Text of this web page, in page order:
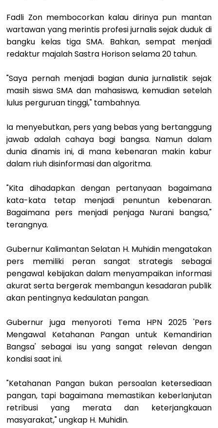
Fadli Zon membocorkan kalau dirinya pun mantan
wartawan yang merintis profesi jurnalis sejak duduk di
bangku kelas tiga SMA. Bahkan, sempat menjadi
redaktur majalah Sastra Horison selama 20 tahun.
"Saya pernah menjadi bagian dunia jurnalistik sejak
masih siswa SMA dan mahasiswa, kemudian setelah
lulus perguruan tinggi," tambahnya.
Ia menyebutkan, pers yang bebas yang bertanggung
jawab adalah cahaya bagi bangsa. Namun dalam
dunia dinamis ini, di mana kebenaran makin kabur
dalam riuh disinformasi dan algoritma.
"Kita dihadapkan dengan pertanyaan bagaimana
kata-kata tetap menjadi penuntun kebenaran.
Bagaimana pers menjadi penjaga Nurani bangsa,"
terangnya.
Gubernur Kalimantan Selatan H. Muhidin mengatakan
pers memiliki peran sangat strategis sebagai
pengawal kebijakan dalam menyampaikan informasi
akurat serta bergerak membangun kesadaran publik
akan pentingnya kedaulatan pangan.
Gubernur juga menyoroti Tema HPN 2025 'Pers
Mengawal Ketahanan Pangan untuk Kemandirian
Bangsa' sebagai isu yang sangat relevan dengan
kondisi saat ini.
"Ketahanan Pangan bukan persoalan ketersediaan
pangan, tapi bagaimana memastikan keberlanjutan
retribusi yang merata dan keterjangkauan
masyarakat," ungkap H. Muhidin.